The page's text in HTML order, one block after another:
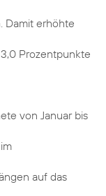
Damit erhöhte
Prozentpunkte
von Januar bis
auf das